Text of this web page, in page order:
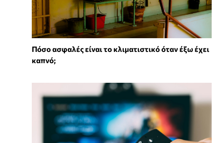
Πόσο ασφαλές είναι το κλιματιστικό όταν έξω έχει
καπνό;